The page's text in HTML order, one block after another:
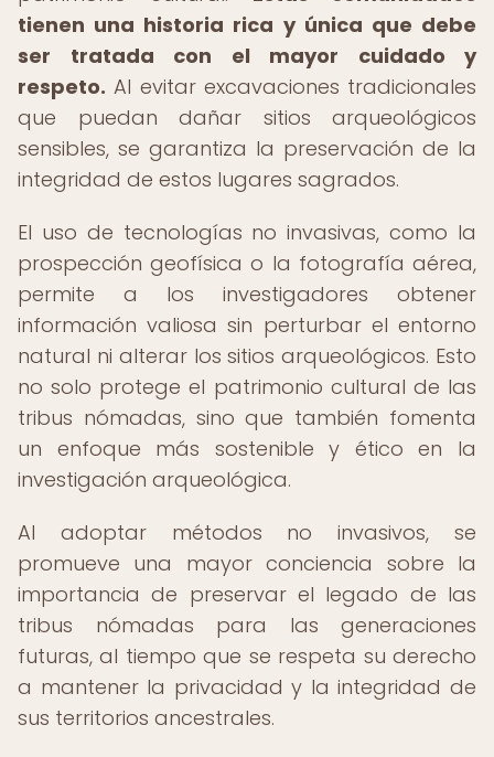
tienen una historia rica y única que debe
ser tratada con el mayor cuidado y
respeto. Al evitar excavaciones tradicionales
que puedan dañar sitios arqueológicos
sensibles, se garantiza la preservación de la
integridad de estos lugares sagrados.
El uso de tecnologías no invasivas, como la
prospección geofísica o la fotografía aérea,
permite a los investigadores obtener
información valiosa sin perturbar el entorno
natural ni alterar los sitios arqueológicos. Esto
no solo protege el patrimonio cultural de las
tribus nómadas, sino que también fomenta
un enfoque más sostenible y ético en la
investigación arqueológica.
Al adoptar métodos no invasivos, se
promueve una mayor conciencia sobre la
importancia de preservar el legado de las
tribus nómadas para las generaciones
futuras, al tiempo que se respeta su derecho
a mantener la privacidad y la integridad de
sus territorios ancestrales.